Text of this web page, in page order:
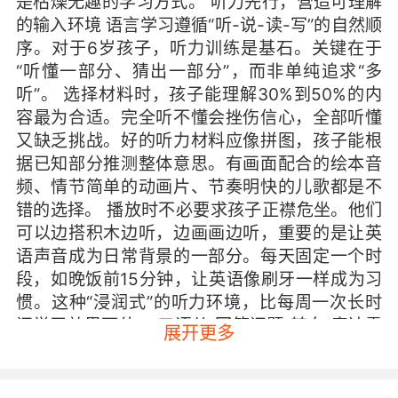
的输入环境 语言学习遵循“听-说-读-写”的自然顺
序。对于6岁孩子，听力训练是基石。关键在于
“听懂一部分、猜出一部分”，而非单纯追求“多
听”。 选择材料时，孩子能理解30%到50%的内
容最为合适。完全听不懂会挫伤信心，全部听懂
又缺乏挑战。好的听力材料应像拼图，孩子能根
据已知部分推测整体意思。有画面配合的绘本音
频、情节简单的动画片、节奏明快的儿歌都是不
错的选择。 播放时不必要求孩子正襟危坐。他们
可以边搭积木边听，边画画边听，重要的是让英
语声音成为日常背景的一部分。每天固定一个时
段，如晚饭前15分钟，让英语像刷牙一样成为习
惯。这种“浸润式”的听力环境，比每周一次长时
间学习效果更佳。 口语从“回答问题”转向“表达需
求” 许多家长在引导孩子说英语时容易陷入误区：
展开更多